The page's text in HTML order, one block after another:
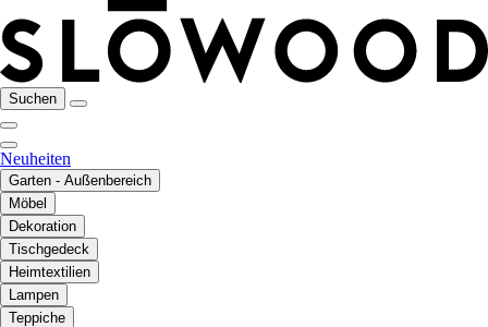
Suchen
Neuheiten
Garten - Außenbereich
Möbel
Dekoration
Tischgedeck
Heimtextilien
Lampen
Teppiche